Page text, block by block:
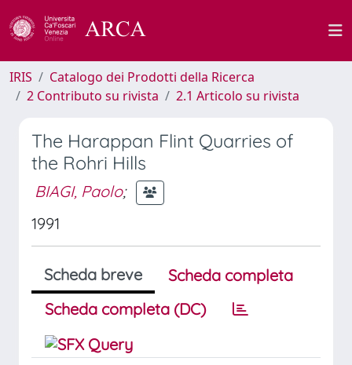
IRIS
Catalogo dei Prodotti della Ricerca
2 Contributo su rivista
2.1 Articolo su rivista
The Harappan Flint Quarries of
the Rohri Hills
BIAGI, Paolo;
1991
Scheda breve
Scheda completa
Scheda completa (DC)